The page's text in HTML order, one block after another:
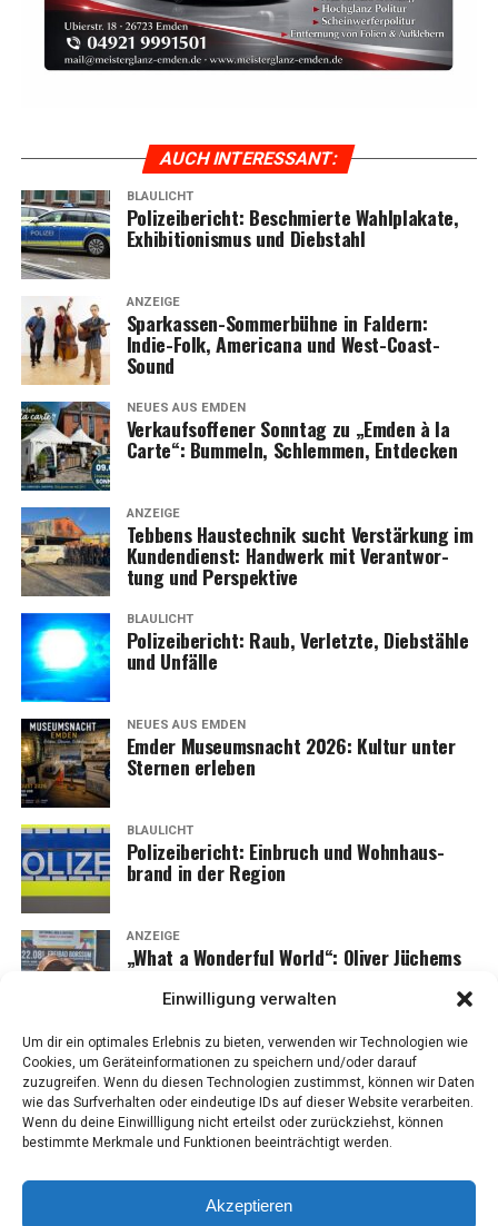
Einwilligung verwalten
Um dir ein optimales Erlebnis zu bieten, verwenden wir Technologien wie
Cookies, um Geräteinformationen zu speichern und/oder darauf
zuzugreifen. Wenn du diesen Technologien zustimmst, können wir Daten
wie das Surfverhalten oder eindeutige IDs auf dieser Website verarbeiten.
Wenn du deine Einwillligung nicht erteilst oder zurückziehst, können
bestimmte Merkmale und Funktionen beeinträchtigt werden.
Akzeptieren
AUCH INTER­ES­SANT:
BLAULICHT
Poli­zei­be­richt: Beschmier­te Wahl­pla­ka­te,
Exhi­bi­tio­nis­mus und Diebstahl
ANZEIGE
Spar­kas­sen-Som­mer­büh­ne in Fald­ern:
Indie-Folk, Ame­ri­ca­na und West-Coast-
Sound
NEUES AUS EMDEN
Ver­kaufs­of­fe­ner Sonn­tag zu „Emden à la
Car­te“: Bum­meln, Schlem­men, Entdecken
ANZEIGE
Teb­bens Haus­tech­nik sucht Ver­stär­kung im
Kun­den­dienst: Hand­werk mit Ver­ant­wor­
tung und Perspektive
BLAULICHT
Poli­zei­be­richt: Raub, Ver­letz­te, Dieb­stäh­le
und Unfälle
NEUES AUS EMDEN
Emder Muse­ums­nacht 2026: Kul­tur unter
Ster­nen erleben
BLAULICHT
Poli­zei­be­richt: Ein­bruch und Wohn­haus­
brand in der Region
ANZEIGE
„What a Won­derful World“: Oli­ver Jüchems
ver­zau­bert das Frei­bad Borssum